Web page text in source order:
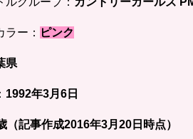
ラー： ピンク
県
1992年3月6 日
（記事作成2016年3月20日時点）